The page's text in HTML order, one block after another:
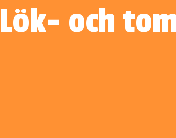
Lök- och